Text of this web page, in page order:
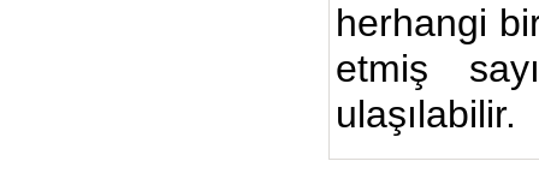
herhangi
etmiş
ulaşılabilir.